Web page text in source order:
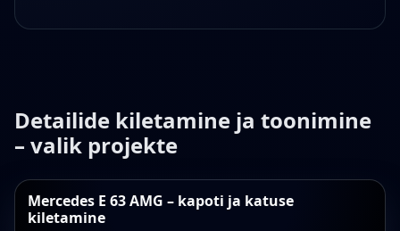
Detailide kiletamine ja toonimine
– valik projekte
Mercedes E 63 AMG – kapoti ja katuse
kiletamine